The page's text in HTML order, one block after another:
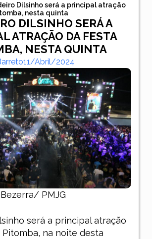
Dilsinho será a principal atração
nesta quinta
DILSINHO SERÁ A
ATRAÇÃO DA FESTA
NESTA QUINTA
11/abril/2024
PMJG
será a principal atração
Pitomba, na noite desta